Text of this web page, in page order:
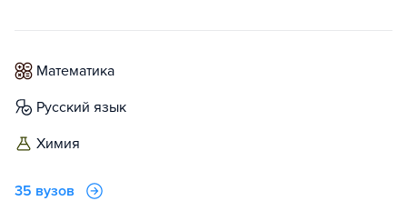
математика
русский язык
химия
35 вузов